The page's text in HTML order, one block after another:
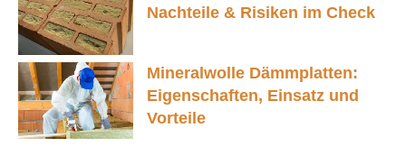
Nachteile & Risiken im Check
Mineralwolle Dämmplatten:
Eigenschaften, Einsatz und
Vorteile